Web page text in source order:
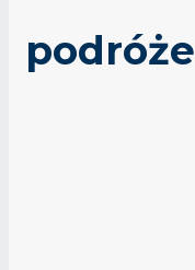
podróże